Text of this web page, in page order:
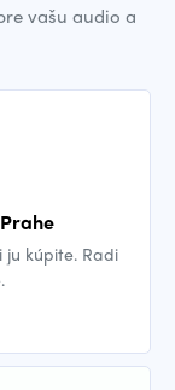
vašu audio a
ju kúpite. Radi